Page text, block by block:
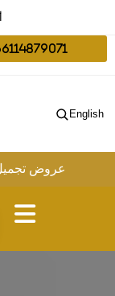
English
عروض تجميل